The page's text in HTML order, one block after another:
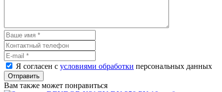
Я согласен с условиями обработки персональных данных
Отправить
Вам также может понравиться